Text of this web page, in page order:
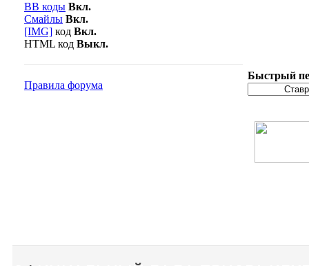
BB коды Вкл.
Смайлы Вкл.
[IMG] код Вкл.
HTML код Выкл.
Правила форума
Быстрый